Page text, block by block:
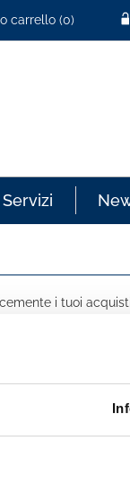
carrello (0)
i tuoi